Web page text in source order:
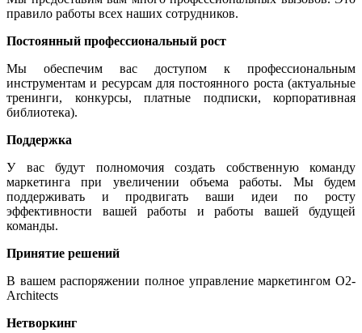
правило работы всех наших сотрудников.
Постоянный профессиональный рост
Мы обеспечим вас доступом к профессиональным
инструментам и ресурсам для постоянного роста (актуальные
тренинги, конкурсы, платные подписки, корпоративная
библиотека).
Поддержка
У вас будут полномочия создать собственную команду
маркетинга при увеличении объема работы. Мы будем
поддерживать и продвигать ваши идеи по росту
эффективности вашей работы и работы вашей будущей
команды.
Принятие решений
В вашем распоряжении полное управление маркетингом O2-
Architects
Нетворкинг